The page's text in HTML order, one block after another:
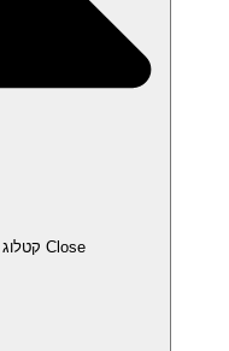
Close קטלוג פתרונות